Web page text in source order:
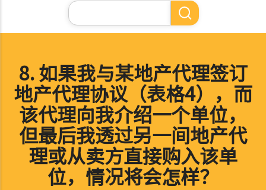
搜
索
8. 如果我与某地产代理签订
地产代理协议（表格4），而
该代理向我介绍一个单位，
但最后我透过另一间地产代
理或从卖方直接购入该单
位，情况将会怎样？